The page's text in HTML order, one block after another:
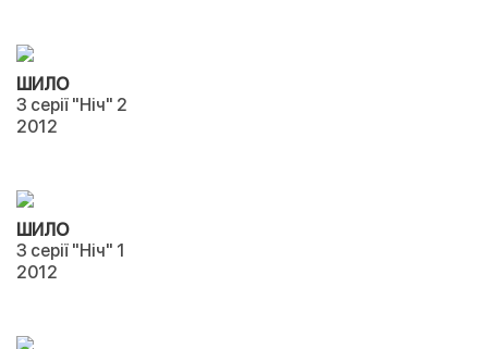
ШИЛО
З серії "Ніч" 2
2012
ШИЛО
З серії "Ніч" 1
2012